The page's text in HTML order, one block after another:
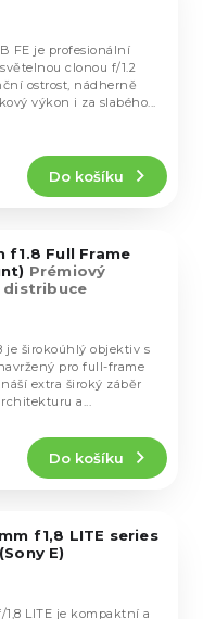
Do košíku
FE je profesionální
clonou f/1.2
ostrost, nádherně
výkon i za slabého...
f1.8 Full Frame
Prémiový
distribuce
Do košíku
je širokoúhlý objektiv s
pro full-frame
extra široký záběr
a...
f1,8 LITE series
E)
LITE je kompaktní a